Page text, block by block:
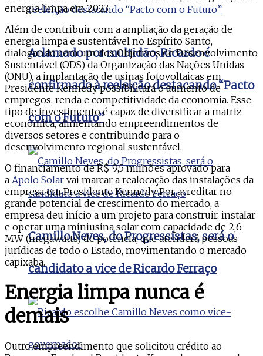
Aclamado por multidão, Ricardo é
confirmado à reeleição destacando “Pacto
com o Futuro”
Camillo Neves, do Progressistas, será o
candidato a vice de Ricardo Ferraço
energia limpa em 2023.
Além de contribuir com a ampliação da geração de
energia limpa e sustentável no Espírito Santo,
dialogando com um dos Objetivos de Desenvolvimento
Sustentável (ODS) da Organização das Nações Unidas
(ONU), a implantação de usinas fotovoltaicas em
Presidente Kennedy possibilitará o aumento de
empregos, renda e competitividade da economia. Esse
tipo de investimento é capaz de diversificar a matriz
econômica, alimentando empreendimentos de
diversos setores e contribuindo para o
desenvolvimento regional sustentável.
O financiamento de R$ 9,5 milhões aprovado para
a Apolo Solar vai marcar a realocação das instalações da
empresa em Presidente Kennedy. Por acreditar no
grande potencial de crescimento do mercado, a
empresa deu início a um projeto para construir, instalar
e operar uma miniusina solar com capacidade de 2,6
MW (megawatts) de potência, que atenderá pessoas
jurídicas de todo o Estado, movimentando o mercado
capixaba.
Energia limpa nunca é
demais
Outro empreendimento que solicitou crédito ao